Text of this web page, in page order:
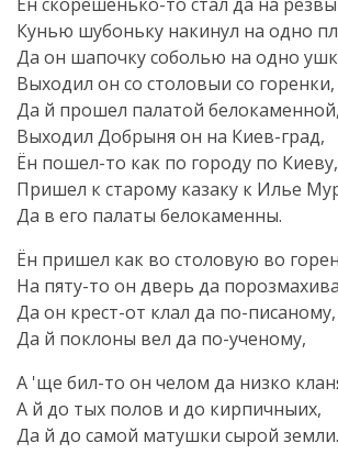
Кунью шубоньку накинул на одно
Да он шапочку соболью на одно
Выходил он со столовыи со горенки,
Да й прошел палатой белокаменной,
Выходил Добрыня он на Киев-град,
Ён пошел-то как по городу по Киеву,
Пришел к старому казаку к Илье
Да в его палаты белокаменны.
Ён пришел как во столовую во
На пяту-то он дверь да
Да он крест-от клал да по-писаному,
Да й поклоны вел да по-ученому,
А 'ще бил-то он челом да низко
А й до тых полов и до кирпичныих,
Да й до самой матушки сырой земли.